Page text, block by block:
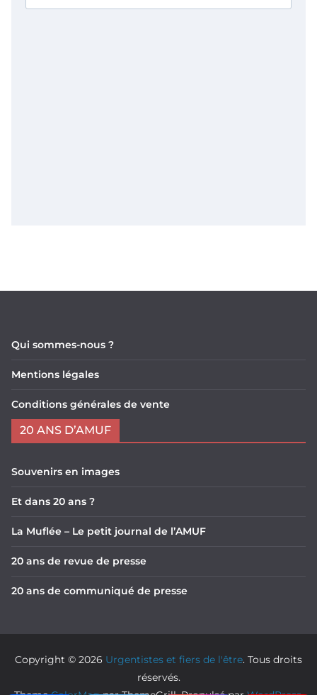
Qui sommes-nous ?
Mentions légales
Conditions générales de vente
20 ANS D’AMUF
Souvenirs en images
Et dans 20 ans ?
La Muflée – Le petit journal de l’AMUF
20 ans de revue de presse
20 ans de communiqué de presse
Copyright © 2026 Urgentistes et fiers de l'être. Tous droits
réservés.